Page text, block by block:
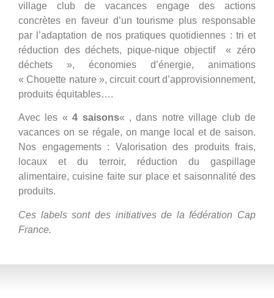
village club de vacances engage des actions
concrètes en faveur d’un tourisme plus responsable
par l’adaptation de nos pratiques quotidiennes : tri et
réduction des déchets, pique-nique objectif « zéro
déchets », économies d’énergie, animations
« Chouette nature », circuit court d’approvisionnement,
produits équitables….
Avec les «4 saisons« , dans notre village club de
vacances on se régale, on mange local et de saison.
Nos engagements : Valorisation des produits frais,
locaux et du terroir, réduction du gaspillage
alimentaire, cuisine faite sur place et saisonnalité des
produits.
Ces labels sont des initiatives de la fédération Cap
France.